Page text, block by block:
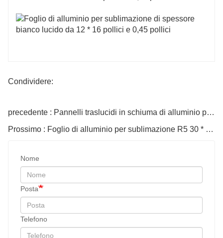
Condividere:
precedente : Pannelli traslucidi in schiuma di alluminio per soffitto
Prossimo : Foglio di alluminio per sublimazione R5 30 * 40 cm 1 mm
Nome
Posta
Telefono